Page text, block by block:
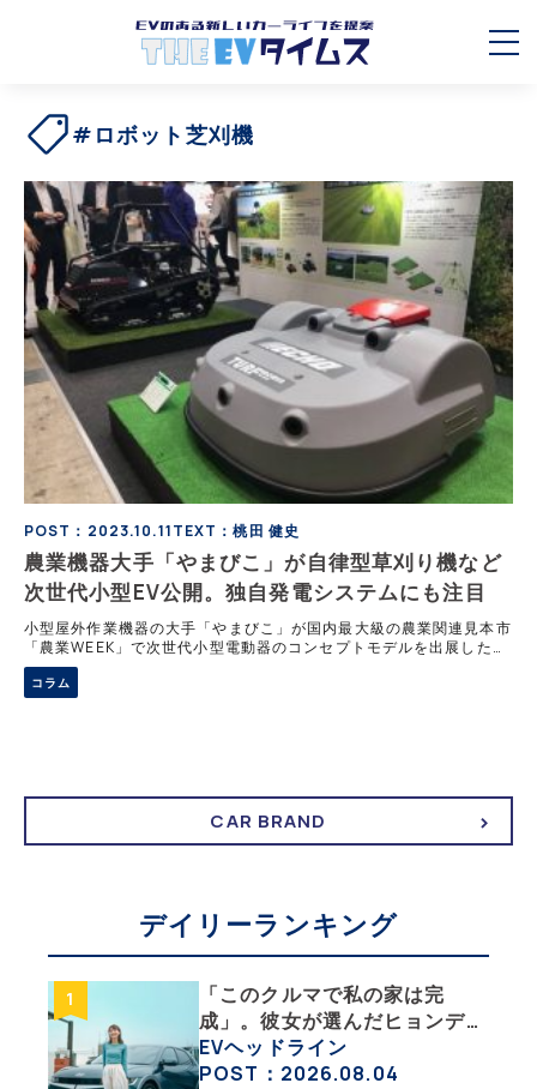
#ロボット芝刈機
POST：2023.10.11TEXT：桃田 健史
農業機器大手「やまびこ」が自律型草刈り機など
次世代小型EV公開。独自発電システムにも注目
小型屋外作業機器の大手「やまびこ」が国内最大級の農業関連見本市
「農業WEEK」で次世代小型電動器のコンセプトモデルを出展した。
自律走行草刈機やロボット芝刈機など、EVとして機能と自動化技術
を連動させた最新機器の国内普及を
コラム
CAR BRAND
デイリーランキング
「このクルマで私の家は完
成」。彼女が選んだヒョンデ
「IONIQ 5」の「エネルギーハ
ック」な生活【ななみんEVレ
EVヘッドライン
POST：2026.08.04